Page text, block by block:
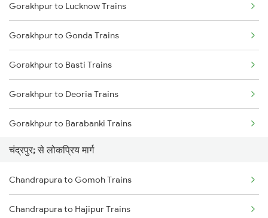
Chandrapura to Dhanbad Trains
Chandrapura to Koderma Trains
Chandrapura to Patna Trains
Chandrapura to Dehri On Sone Trains
Chandrapura to Kanpur Trains
Chandrapura to Durgapur Trains
Gorakhpur to Lucknow Trains
Gorakhpur to Gonda Trains
Gorakhpur to Basti Trains
Gorakhpur to Deoria Trains
Gorakhpur to Barabanki Trains
Gorakhpur to Khalilabad Trains
Gorakhpur to Muzaffarpur Trains
Gorakhpur to Siwan Trains
चंद्रपुर; से लोकप्रिय मार्ग
Chandrapura to Gomoh Trains
Chandrapura to Hajipur Trains